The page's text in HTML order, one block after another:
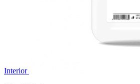
Interior